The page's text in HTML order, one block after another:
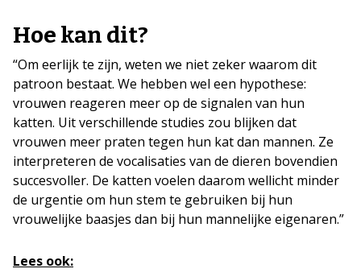
Hoe kan dit?
“Om eerlijk te zijn, weten we niet zeker waarom dit
patroon bestaat. We hebben wel een hypothese:
vrouwen reageren meer op de signalen van hun
katten. Uit verschillende studies zou blijken dat
vrouwen meer praten tegen hun kat dan mannen. Ze
interpreteren de vocalisaties van de dieren bovendien
succesvoller. De katten voelen daarom wellicht minder
de urgentie om hun stem te gebruiken bij hun
vrouwelijke baasjes dan bij hun mannelijke eigenaren.”
Lees ook: